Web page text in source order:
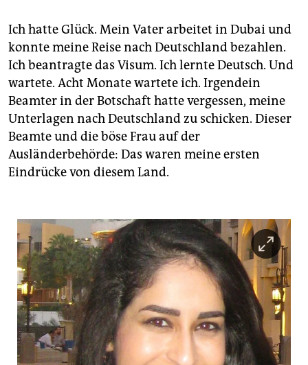
Ich hatte Glück. Mein Vater arbeitet in Dubai und
konnte meine Reise nach Deutschland bezahlen.
Ich beantragte das Visum. Ich lernte Deutsch. Und
wartete. Acht Monate wartete ich. Irgendein
Beamter in der Botschaft hatte vergessen, meine
Unterlagen nach Deutschland zu schicken. Dieser
Beamte und die böse Frau auf der
Ausländerbehörde: Das waren meine ersten
Eindrücke von diesem Land.